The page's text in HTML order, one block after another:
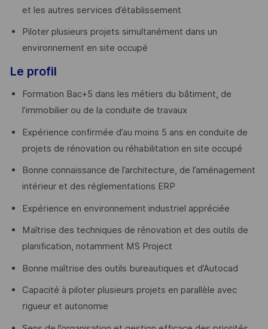
et les autres services d’établissement
Piloter plusieurs projets simultanément dans un
environnement en site occupé
Le profil
Formation Bac+5 dans les métiers du bâtiment, de
l’immobilier ou de la conduite de travaux
Expérience confirmée d’au moins 5 ans en conduite de
projets de rénovation ou réhabilitation en site occupé
Bonne connaissance de l’architecture, de l’aménagement
intérieur et des réglementations ERP
Expérience en environnement industriel appréciée
Maîtrise des techniques de rénovation et des outils de
planification, notamment MS Project
Bonne maîtrise des outils bureautiques et d’Autocad
Capacité à piloter plusieurs projets en parallèle avec
rigueur et autonomie